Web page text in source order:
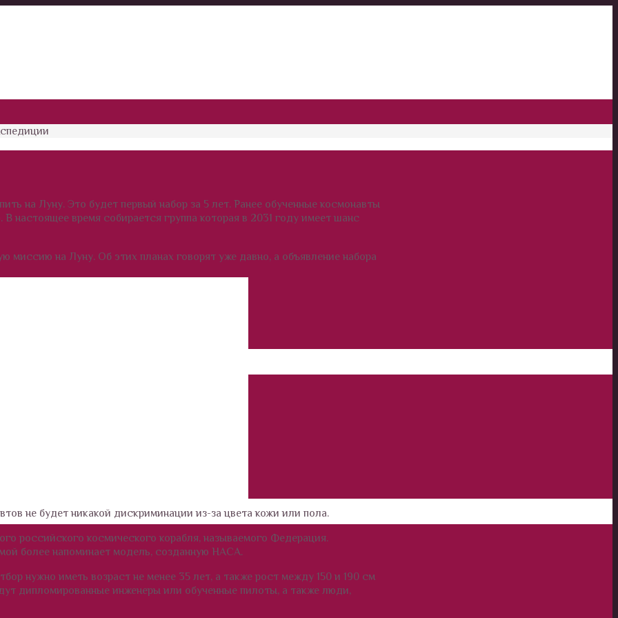
на Луну. Это будет первый набор за 5 лет. Ранее обученные космонавты
время собирается группа которая в 2031 году имеет шанс
миссию на Луну. Об этих планах говорят уже давно, а объявление набора
не будет никакой дискриминации из-за цвета кожи или пола.
российского космического корабля, называемого Федерация.
более напоминает модель, созданную НАСА.
нужно иметь возраст не менее 35 лет, а также рост между 150 и 190 см
дипломированные инженеры или обученные пилоты, а также люди,